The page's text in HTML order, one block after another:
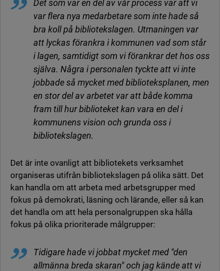
Det som var en del av vår process var att vi
var flera nya medarbetare som inte hade så
bra koll på bibliotekslagen. Utmaningen var
att lyckas förankra i kommunen vad som står
i lagen, samtidigt som vi förankrar det hos oss
själva. Några i personalen tyckte att vi inte
jobbade så mycket med biblioteksplanen, men
en stor del av arbetet var att både komma
fram till hur biblioteket kan vara en del i
kommunens vision och grunda oss i
bibliotekslagen.
Det är inte ovanligt att bibliotekets verksamhet
organiseras utifrån bibliotekslagen på olika sätt. Det
kan handla om att arbeta med arbetsgrupper med
fokus på demokrati, läsning och lärande, eller så kan
det handla om att hela personalgruppen ska hålla
fokus på olika prioriterade målgrupper:
Tidigare hade vi jobbat mycket med "den
allmänna breda skaran" och jag kände att vi